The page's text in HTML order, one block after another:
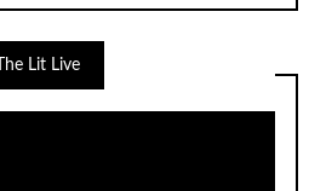
The Lit Live